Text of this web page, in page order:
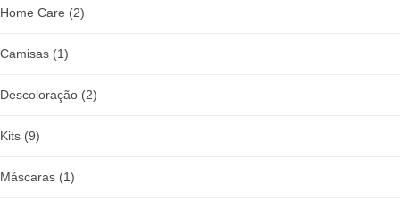
Home Care (2)
Camisas (1)
Descoloração (2)
Kits (9)
Máscaras (1)